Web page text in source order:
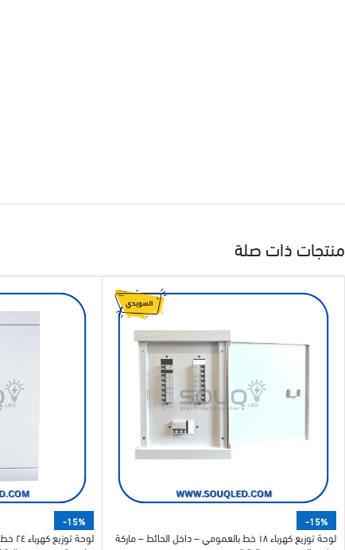
منتجات ذات صلة
-15%
لوحة توزيع كهرباء ١٨ خط بالعمومي – داخل الحائط – ماركة
-15%